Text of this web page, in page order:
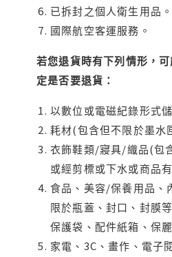
已拆封之個人衛生用品
國際航空客運服務。
若您退貨時有下列情形，
定是否要退貨：
以數位或電磁紀錄形式
耗材(包含但不限於墨水
衣飾鞋類/寢具/織品(包
或經剪標或下水或商品
食品、美容/保養用品、
限於瓶蓋、封口、封膜
保護袋、配件紙箱、保
家電、3C、畫作、電子